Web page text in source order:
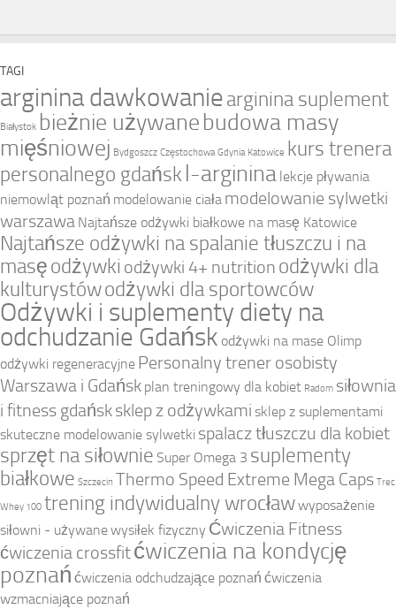
TAGI
arginina dawkowaniearginina suplement
Białystok bieżnie używanebudowa masy
mięśniowej Bydgoszcz Częstochowa Gdynia Katowice kurs trenera
personalnego gdańsk l-arginina lekcje pływania
niemowląt poznań modelowanie ciała modelowanie sylwetki
warszawa Najtańsze odżywki białkowe na masę Katowice
Najtańsze odżywki na spalanie tłuszczu i na
masęodżywki odżywki 4+ nutrition odżywki dla
kulturystówodżywki dla sportowców
Odżywki i suplementy diety na
odchudzanie Gdańsk odżywki na mase Olimp
odżywki regeneracyjne Personalny trener osobisty
Warszawa i Gdańsk plan treningowy dla kobiet Radom siłownia
i fitness gdańsksklep z odżywkami sklep z suplementami
skuteczne modelowanie sylwetki spalacz tłuszczu dla kobiet
sprzęt na siłownie Super Omega 3 suplementy
białkowe Szczecin Thermo Speed Extreme Mega Caps Trec
Whey 100 trening indywidualny wrocławwyposażenie
siłowni - używanewysiłek fizyczny Ćwiczenia Fitness
ćwiczenia crossfitćwiczenia na kondycję
poznań ćwiczenia odchudzające poznań ćwiczenia
wzmacniające poznań